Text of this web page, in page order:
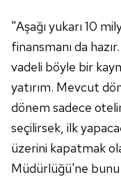
"Aşağı yukarı 10
finansmanı da
vadeli böyle bir
yatırım. Mevcut
dönem sadece
seçilirsek, ilk
üzerini kapatmak
Müdürlüğü'ne